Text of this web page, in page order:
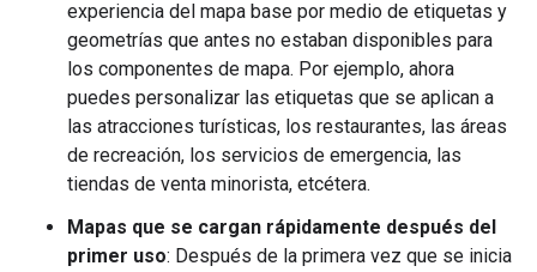
experiencia del mapa base por medio de etiquetas y
geometrías que antes no estaban disponibles para
los componentes de mapa. Por ejemplo, ahora
puedes personalizar las etiquetas que se aplican a
las atracciones turísticas, los restaurantes, las áreas
de recreación, los servicios de emergencia, las
tiendas de venta minorista, etcétera.
Mapas que se cargan rápidamente después del
primer uso: Después de la primera vez que se inicia